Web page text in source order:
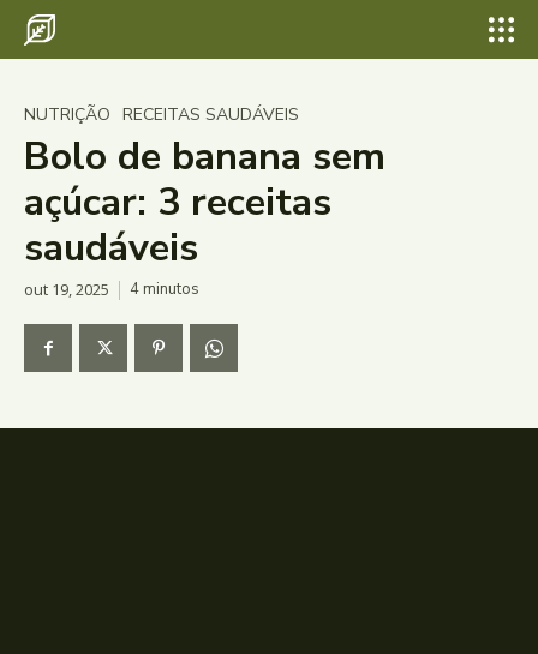
NUTRIÇÃO RECEITAS SAUDÁVEIS
Bolo de banana sem
açúcar: 3 receitas
saudáveis
out 19, 2025 4minutos